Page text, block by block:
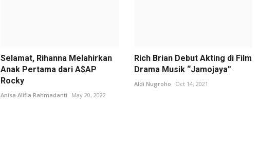
Selamat, Rihanna Melahirkan
Anak Pertama dari A$AP
Rocky
Anisa Alifia Rahmadanti May 20, 2022
Rich Brian Debut Akting di Film
Drama Musik “Jamojaya”
Aldi Nugroho Oct 14, 2021